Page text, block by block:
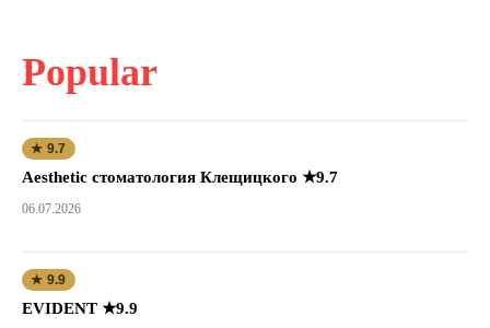
Popular
★ 9.7
Aesthetic стоматология Клещицкого ★9.7
06.07.2026
★ 9.9
EVIDENT ★9.9